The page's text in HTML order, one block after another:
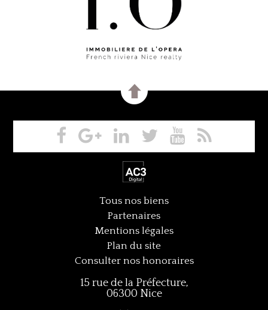
Tous nos biens
Partenaires
Mentions légales
Plan du site
Consulter nos honoraires
15 rue de la Préfecture,
06300 Nice